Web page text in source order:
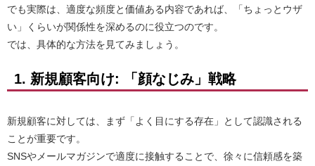
でも実際は、適度な頻度と価値ある内容であれば、「ちょっとウザ
い」くらいが関係性を深めるのに役立つのです。
では、具体的な方法を見てみましょう。
1. 新規顧客向け: 「顔なじみ」戦略
新規顧客に対しては、まず「よく目にする存在」として認識される
ことが重要です。
SNSやメールマガジンで適度に接触することで、徐々に信頼感を築